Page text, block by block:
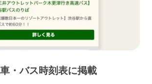
・バス時刻表に掲載